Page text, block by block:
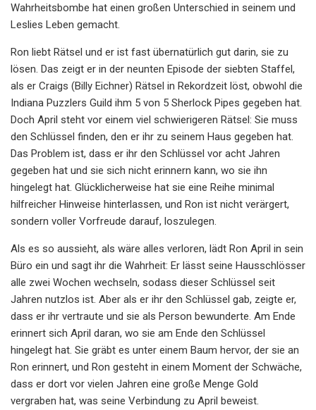
Wahrheitsbombe hat einen großen Unterschied in seinem und
Leslies Leben gemacht.
Ron liebt Rätsel und er ist fast übernatürlich gut darin, sie zu
lösen. Das zeigt er in der neunten Episode der siebten Staffel,
als er Craigs (Billy Eichner) Rätsel in Rekordzeit löst, obwohl die
Indiana Puzzlers Guild ihm 5 von 5 Sherlock Pipes gegeben hat.
Doch April steht vor einem viel schwierigeren Rätsel: Sie muss
den Schlüssel finden, den er ihr zu seinem Haus gegeben hat.
Das Problem ist, dass er ihr den Schlüssel vor acht Jahren
gegeben hat und sie sich nicht erinnern kann, wo sie ihn
hingelegt hat. Glücklicherweise hat sie eine Reihe minimal
hilfreicher Hinweise hinterlassen, und Ron ist nicht verärgert,
sondern voller Vorfreude darauf, loszulegen.
Als es so aussieht, als wäre alles verloren, lädt Ron April in sein
Büro ein und sagt ihr die Wahrheit: Er lässt seine Hausschlösser
alle zwei Wochen wechseln, sodass dieser Schlüssel seit
Jahren nutzlos ist. Aber als er ihr den Schlüssel gab, zeigte er,
dass er ihr vertraute und sie als Person bewunderte. Am Ende
erinnert sich April daran, wo sie am Ende den Schlüssel
hingelegt hat. Sie gräbt es unter einem Baum hervor, der sie an
Ron erinnert, und Ron gesteht in einem Moment der Schwäche,
dass er dort vor vielen Jahren eine große Menge Gold
vergraben hat, was seine Verbindung zu April beweist.